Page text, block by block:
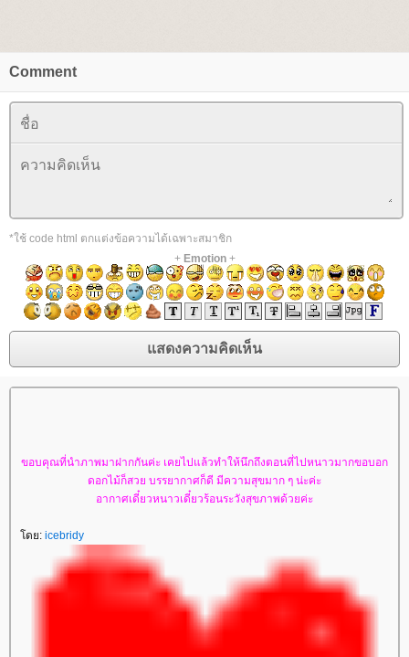
Comment
*ใช้ code html ตกแต่งข้อความได้เฉพาะสมาชิก
+ Emotion+
ขอบคุณที่นำภาพมาฝากกันค่ะ เคยไปแล้วทำให้นึกถึงตอนที่ไปหนาวมากขอบอก
ดอกไม้ก็สวย บรรยากาศก็ดี มีความสุขมาก ๆ น่ะค่ะ
อากาศเดี๋ยวหนาวเดี๋ยวร้อนระวังสุขภาพด้วยค่ะ
ดย: icebridy